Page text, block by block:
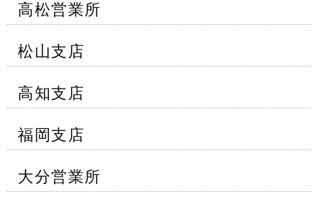
高松営業所
松山支店
高知支店
福岡支店
大分営業所